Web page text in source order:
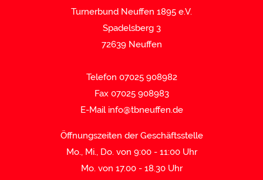
Turnerbund Neuffen 1895 e.V.
Spadelsberg 3
72639 Neuffen
Telefon 07025 908982
Fax 07025 908983
E-Mail info@tbneuffen.de
Öffnungszeiten der Geschäftsstelle
Mo., Mi., Do. von 9:00 - 11:00 Uhr
Mo. von 17.00 - 18.30 Uhr